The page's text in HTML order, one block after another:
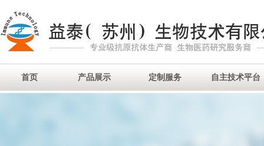
首页 产品展示 定制服务 自主技术平台